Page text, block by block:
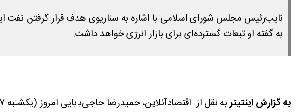
نایب‌رئیس مجلس شورای اسلامی با اشاره به سناریوی هدف قرار گرفتن نفت
به گفته او تبعات گسترده‌ای برای بازار انرژی خواهد داشت.
به گزارش اینتیتر